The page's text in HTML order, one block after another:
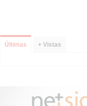
Últimas + Vistas